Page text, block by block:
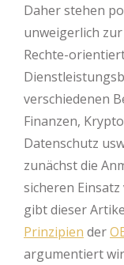
Daher stehen
unweigerlich
Rechte-
verschiedenen
Finanzen,
Datenschutz
zunächst die
sicheren
gibt dieser
Prinzipien der
argumentiert